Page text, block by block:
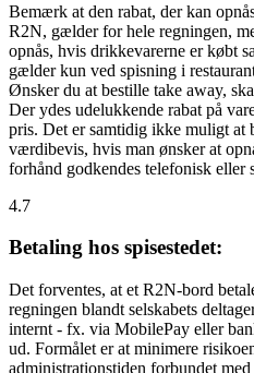
Bemærk at den rabat, der kan
R2N, gælder for hele regningen,
opnås, hvis drikkevarerne er købt
gælder kun ved spisning i
Ønsker du at bestille take away,
Der ydes udelukkende rabat på
pris. Det er samtidig ikke muligt at
værdibevis, hvis man ønsker at
forhånd godkendes telefonisk eller
4.7
Betaling hos spisestedet:
Det forventes, at et R2N-bord
regningen blandt selskabets
internt - fx. via MobilePay eller
ud. Formålet er at minimere
administrationstiden forbundet